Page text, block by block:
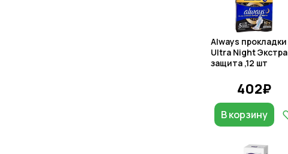
Always прокладки
Ultra Night Экстра
защита ,12 шт
402₽
В корзину